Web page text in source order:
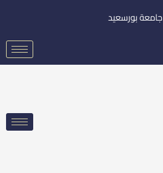
جامعة بورسعيد